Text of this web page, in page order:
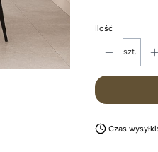
Ilość
szt.
Czas